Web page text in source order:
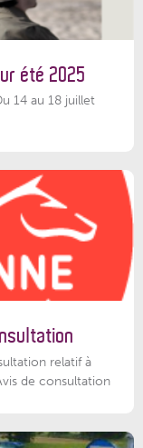
été 2025
14 au 18 juillet
relatif à
de consultation